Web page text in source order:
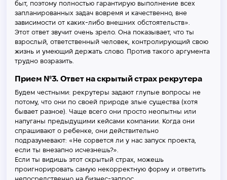
быт, поэтому полностью гарантирую выполнение всех
запланированных задач вовремя и качественно, вне
зависимости от каких-либо внешних обстоятельств».
Этот ответ звучит очень зрело. Она показывает, что ты
взрослый, ответственный человек, контролирующий свою
жизнь и умеющий держать слово. Против такого аргумента
трудно возразить.
Прием №3. Ответ на скрытый страх рекрутера
Будем честными: рекрутеры задают глупые вопросы не
потому, что они по своей природе злые существа (хотя
бывает разное). Чаще всего они просто неопытны или
напуганы предыдущими кейсами компании. Когда они
спрашивают о ребенке, они действительно
подразумевают: «Не сорвется ли у нас запуск проекта,
если ты внезапно исчезнешь?».
Если ты видишь этот скрытый страх, можешь
проигнорировать самую некорректную форму и ответить